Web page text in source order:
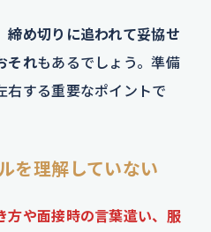
締め切りに追われて妥協せ
それもあるでしょう。準備
右する重要なポイントで
を理解していない
方や面接時の言葉遣い、服